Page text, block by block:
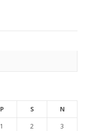
P S
N
1
2
3